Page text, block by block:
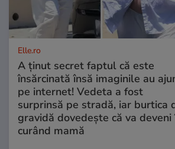
Elle.ro
A ținut secret faptul că este
însărcinată însă imaginile au
pe internet! Vedeta a fost
surprinsă pe stradă, iar burtica
gravidă dovedește că va deveni
curând mamă